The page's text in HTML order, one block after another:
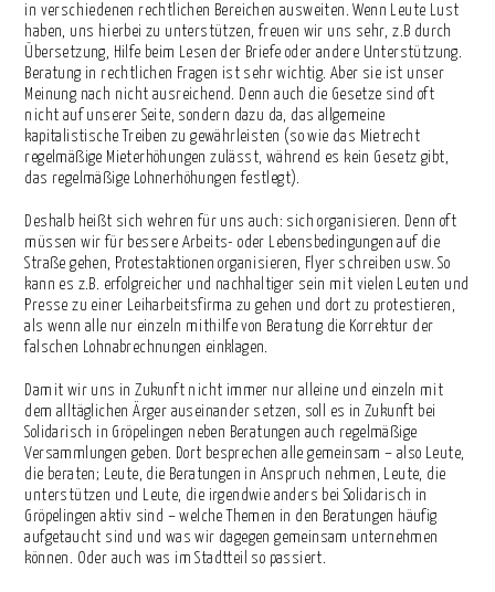
in verschiedenen rechtlichen Bereichen ausweiten. Wenn Leute Lust
haben, uns hierbei zu unterstützen, freuen wir uns sehr, z.B durch
Übersetzung, Hilfe beim Lesen der Briefe oder andere Unterstützung.
Beratung in rechtlichen Fragen ist sehr wichtig. Aber sie ist unser
Meinung nach nicht ausreichend. Denn auch die Gesetze sind oft
nicht auf unserer Seite, sondern dazu da, das allgemeine
kapitalistische Treiben zu gewährleisten (so wie das Mietrecht
regelmäßige Mieterhöhungen zulässt, während es kein Gesetz gibt,
das regelmäßige Lohnerhöhungen festlegt).
Deshalb heißt sich wehren für uns auch: sich organisieren. Denn oft
müssen wir für bessere Arbeits- oder Lebensbedingungen auf die
Straße gehen, Protestaktionen organisieren, Flyer schreiben usw. So
kann es z.B. erfolgreicher und nachhaltiger sein mit vielen Leuten und
Presse zu einer Leiharbeitsfirma zu gehen und dort zu protestieren,
als wenn alle nur einzeln mithilfe von Beratung die Korrektur der
falschen Lohnabrechnungen einklagen.
Damit wir uns in Zukunft nicht immer nur alleine und einzeln mit
dem alltäglichen Ärger auseinander setzen, soll es in Zukunft bei
Solidarisch in Gröpelingen neben Beratungen auch regelmäßige
Versammlungen geben. Dort besprechen alle gemeinsam – also Leute,
die beraten; Leute, die Beratungen in Anspruch nehmen, Leute, die
unterstützen und Leute, die irgendwie anders bei Solidarisch in
Gröpelingen aktiv sind – welche Themen in den Beratungen häufig
aufgetaucht sind und was wir dagegen gemeinsam unternehmen
können. Oder auch was im Stadtteil so passiert.